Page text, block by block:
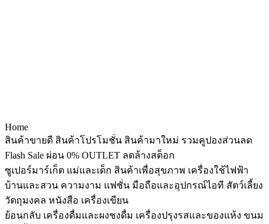
Home
สินค้าขายดี สินค้าโปรโมชั่น สินค้ามาใหม่ รวมคูปองส่วนลด
Flash Sale ผ่อน 0% OUTLET ลดล้างสต็อก
ซูเปอร์มาร์เก็ต แม่และเด็ก สินค้าเพื่อสุขภาพ เครื่องใช้ไฟฟ้า
บ้านและสวน ความงาม แฟชั่น มือถือและอุปกรณ์ไอที สัตว์เลี้ยง
วัตถุมงคล หนังสือ เครื่องเขียน
ย้อนกลับ เครื่องดื่มและผงชงดื่ม เครื่องปรุงรสและของแห้ง ขนม